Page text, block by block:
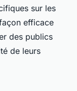
sur les
efficace
des publics
de leurs